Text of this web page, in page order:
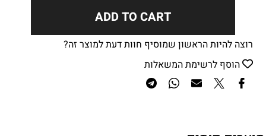
ADD TO CART
רוצה להיות הראשון שמוסיף חוות דעת למוצר זה?
הוסף לרשימת המשאלות